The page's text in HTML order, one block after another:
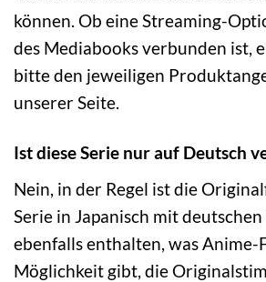
können. Ob eine Streaming-
des Mediabooks verbunden ist,
bitte den jeweiligen
unserer Seite.
Ist diese Serie nur auf Deutsch
Nein, in der Regel ist die
Serie in Japanisch mit
ebenfalls enthalten, was Anime-
Möglichkeit gibt, die